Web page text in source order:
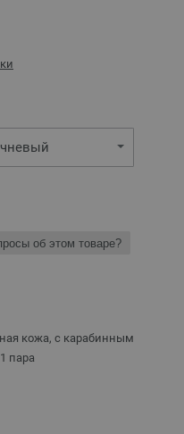
об этом товаре?
кожа, с карабинным
пара